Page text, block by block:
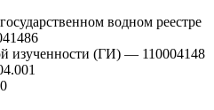
водном реестре
изученности (ГИ) — 110004148